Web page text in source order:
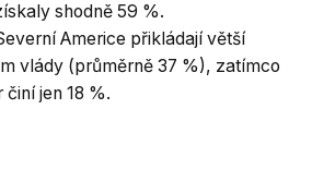
shodně 59 %.
Americe přikládají větší
vlády (průměrně 37 %), zatímco
jen 18 %.